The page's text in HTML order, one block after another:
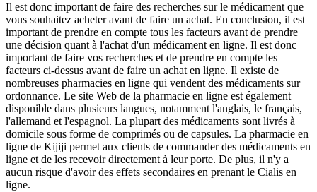
Il est donc important de faire des recherches sur le médicament que
vous souhaitez acheter avant de faire un achat. En conclusion, il est
important de prendre en compte tous les facteurs avant de prendre
une décision quant à l'achat d'un médicament en ligne. Il est donc
important de faire vos recherches et de prendre en compte les
facteurs ci-dessus avant de faire un achat en ligne. Il existe de
nombreuses pharmacies en ligne qui vendent des médicaments sur
ordonnance. Le site Web de la pharmacie en ligne est également
disponible dans plusieurs langues, notamment l'anglais, le français,
l'allemand et l'espagnol. La plupart des médicaments sont livrés à
domicile sous forme de comprimés ou de capsules. La pharmacie en
ligne de Kijiji permet aux clients de commander des médicaments en
ligne et de les recevoir directement à leur porte. De plus, il n'y a
aucun risque d'avoir des effets secondaires en prenant le Cialis en
ligne.